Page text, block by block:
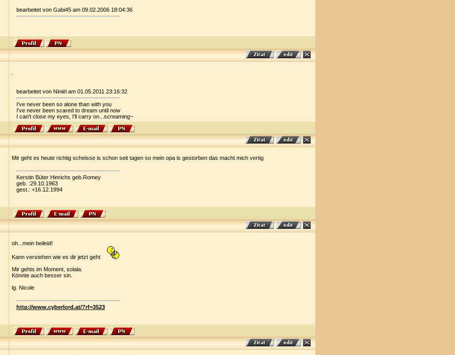
bearbeitet von Gabi45 am 09.02.2006 18:04:36
bearbeitet von Niniël am 01.05.2011 23:16:32
I've never been so alone than with you
I've never been scared to dream until now
I can't close my eyes, I'll carry on...screaming~
Mir geht es heute richtig scheisse is schon seit tagen so mein opa is gestorben das macht mich vertig
Kerstin Büter Hinrichs geb.Romey
geb. :29.10.1963
gest.: +16.12.1994
oh...mein beileid!
Kann verstehen wie es dir jetzt geht
Mir gehts im Moment, solala.
Könnte auch besser sin.
lg. Nicole
http://www.cyberlord.at/?rf=3523